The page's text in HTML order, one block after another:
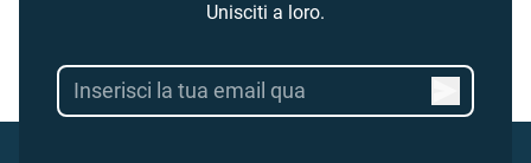
Unisciti a loro.